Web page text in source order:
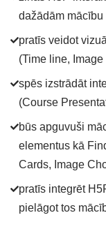
dažādām
pratīs veidot
(Time line,
spēs izstrādāt
(Course
būs apguvuši
elementus kā
Cards, Image
pratīs integrēt
pielāgot tos